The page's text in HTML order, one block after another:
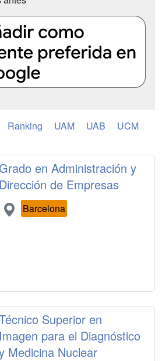
Ranking UAM UAB
UCM
Grado en Administración y
Dirección de Empresas
Barcelona
Superior en
Imagen para el Diagnóstico
Medicina Nuclear